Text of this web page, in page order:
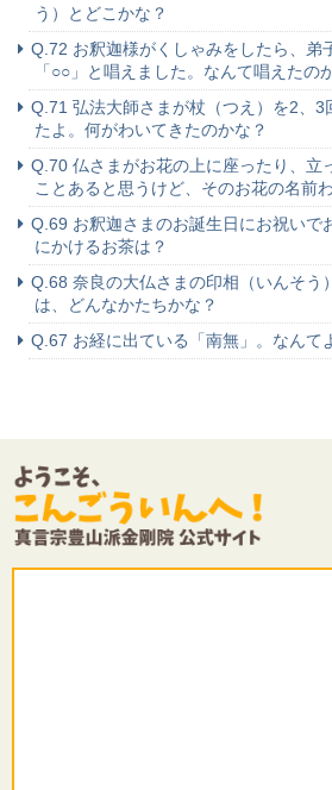
う）とどこかな？
Q.72 お釈迦様がくしゃみをしたら、弟
「○○」と唱えました。なんて唱えたの
Q.71 弘法大師さまが杖（つえ）を2、3
たよ。何がわいてきたのかな？
Q.70 仏さまがお花の上に座ったり、立
ことあると思うけど、そのお花の名前
Q.69 お釈迦さまのお誕生日にお祝いで
にかけるお茶は？
Q.68 奈良の大仏さまの印相（いんそう
は、どんなかたちかな？
Q.67 お経に出ている「南無」。なんて